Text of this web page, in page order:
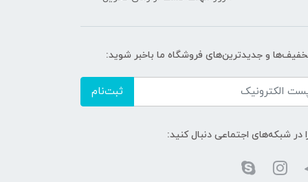
و جدیدترین‌های فروشگاه ما باخبر شوید:
ثبت‌نام
در شبکه‌های اجتماعی دنبال کنید: